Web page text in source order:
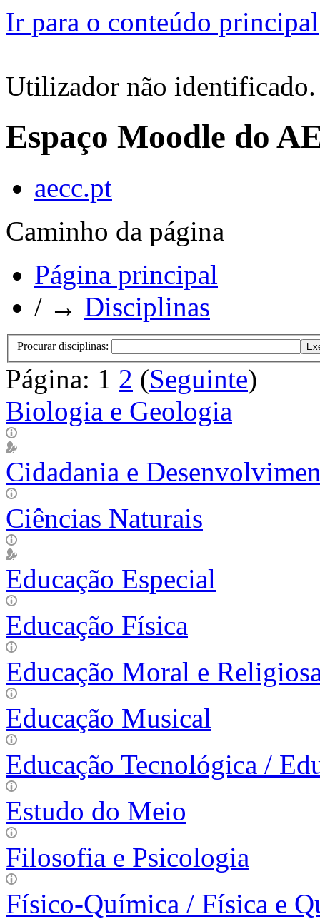
Ir para o conteúdo principal
Utilizador não
Espaço Moodle do
aecc.pt
Caminho da página
Página principal
/ → Disciplinas
Procurar disciplinas:
Página: 1 2 (Seguinte)
Biologia e Geologia
Cidadania e
Ciências Naturais
Educação Especial
Educação Física
Educação Moral e
Educação Musical
Educação Tecnológica /
Estudo do Meio
Filosofia e Psicologia
Físico-Química / Física e